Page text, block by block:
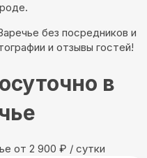
без посредников и
и отзывы гостей!
в
oт 2 900 ₽ / сутки